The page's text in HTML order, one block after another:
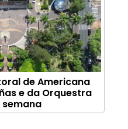
de Americana
e da Orquestra